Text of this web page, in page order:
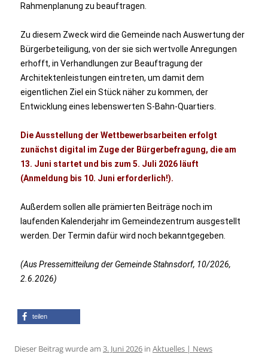
Rahmenplanung zu beauftragen.
Zu diesem Zweck wird die Gemeinde nach Auswertung der
Bürgerbeteiligung, von der sie sich wertvolle Anregungen
erhofft, in Verhandlungen zur Beauftragung der
Architektenleistungen eintreten, um damit dem
eigentlichen Ziel ein Stück näher zu kommen, der
Entwicklung eines lebenswerten S-Bahn-Quartiers.
Die Ausstellung der Wettbewerbsarbeiten erfolgt
zunächst digital im Zuge der Bürgerbefragung, die am
13. Juni startet und bis zum 5. Juli 2026 läuft
(Anmeldung bis 10. Juni erforderlich!).
Außerdem sollen alle prämierten Beiträge noch im
laufenden Kalenderjahr im Gemeindezentrum ausgestellt
werden. Der Termin dafür wird noch bekanntgegeben.
(Aus Pressemitteilung der Gemeinde Stahnsdorf, 10/2026,
2.6.2026)
teilen
Dieser Beitrag wurde am 3. Juni 2026 in Aktuelles | News